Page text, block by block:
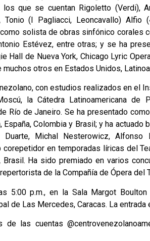
que se cuentan Rigoletto (Verdi),
(I Pagliacci, Leoncavallo) Alfio
solista de obras sinfónico corales
Estévez, entre otras; y se ha
Hall de Nueva York, Chicago Lyric
otros en Estados Unidos,
con estudios realizados en el
la Cátedra Latinoamericana de
Río de Janeiro. Se ha presentado
Colombia y Brasil; y ha actuado
Michal Nesterowicz, Alfonso
en temporadas líricas del
Ha sido premiado en varios
de la Compañía de Ópera del
p.m., en la Sala Margot
de Las Mercedes, Caracas. La entrada
las cuentas